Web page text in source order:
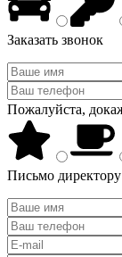
Заказать звонок
Пожалуйста,
Письмо директору